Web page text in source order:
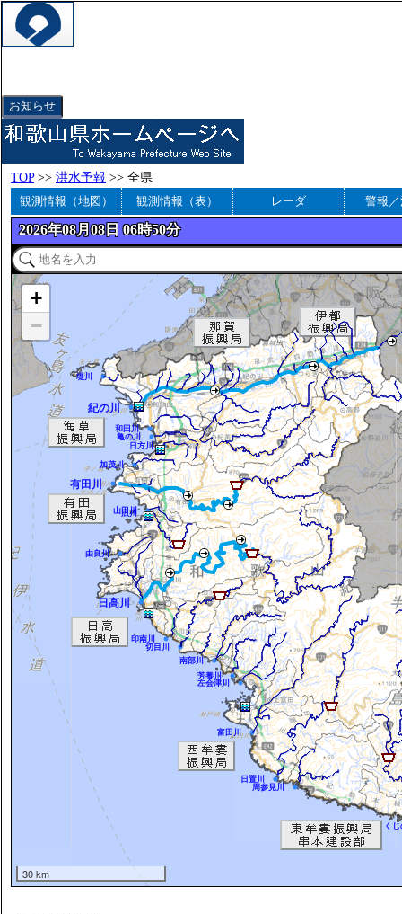
お知らせ
TOP>> 洪水予報 >> 全県
観測情報（地図）
観測情報（表） レーダ 警報
2026年08月08日 06時50分
堤川
紀の川
和田川
亀の川
加茂川
日方川
山田川
広川
日高川
印南川
周参見川
切目川
南部川
左会津川
日置川
富田川
有田川
由良川
く
芳養川
+
−
30 km